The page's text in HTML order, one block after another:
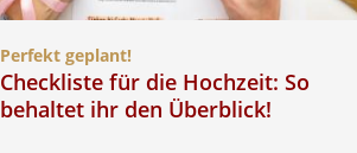
Perfekt geplant!
Checkliste für die Hochzeit: So
behaltet ihr den Überblick!